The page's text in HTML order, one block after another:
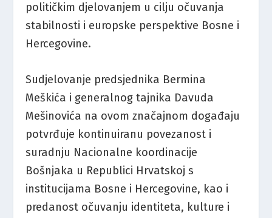
političkim djelovanjem u cilju očuvanja
stabilnosti i europske perspektive Bosne i
Hercegovine.
Sudjelovanje predsjednika Berminа
Meškića i generalnog tajnika Davuda
Mešinovića na ovom značajnom događaju
potvrđuje kontinuiranu povezanost i
suradnju Nacionalne koordinacije
Bošnjaka u Republici Hrvatskoj s
institucijama Bosne i Hercegovine, kao i
predanost očuvanju identiteta, kulture i